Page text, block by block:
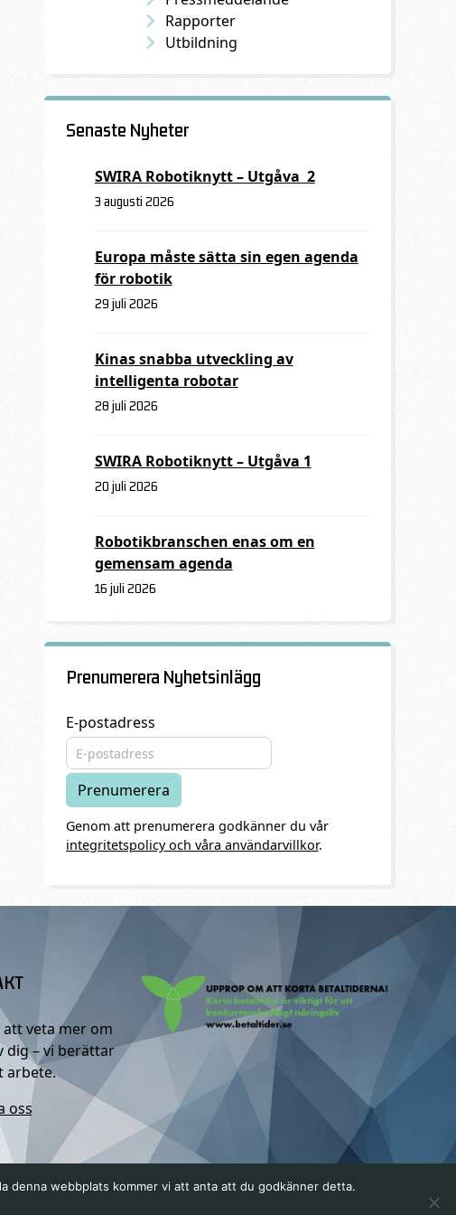
Rapporter
Utbildning
Senaste Nyheter
SWIRA Robotiknytt – Utgåva 2
3 augusti 2026
Europa måste sätta sin egen agenda
för robotik
29 juli 2026
Kinas snabba utveckling av
intelligenta robotar
28 juli 2026
SWIRA Robotiknytt – Utgåva 1
20 juli 2026
Robotikbranschen enas om en
gemensam agenda
16 juli 2026
Prenumerera Nyhetsinlägg
E-postadress
Genom att prenumerera godkänner du vår
integritetspolicy och våra användarvillkor.
veta mer om
dig – vi berättar
arbete.
oss
denna webbplats kommer vi att anta att du godkänner detta.